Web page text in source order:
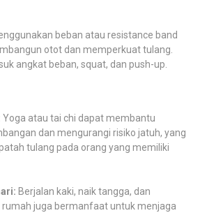
beban atau resistance band
otot dan memperkuat tulang.
angkat beban, squat, dan push-up.
Yoga atau tai chi dapat membantu
dan mengurangi risiko jatuh, yang
tulang pada orang yang memiliki
Berjalan kaki, naik tangga, dan
juga bermanfaat untuk menjaga